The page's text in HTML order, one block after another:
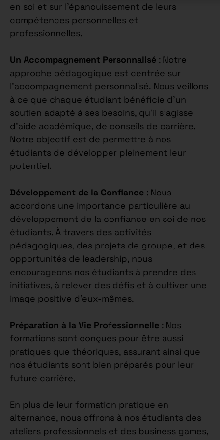
en soi et sur l’épanouissement de leurs
compétences personnelles et
professionnelles.
Un Accompagnement Personnalisé : Notre
approche pédagogique est centrée sur
l’accompagnement personnalisé. Nous veillons
à ce que chaque étudiant bénéficie d’un
soutien adapté à ses besoins, qu’il s’agisse
d’aide académique, de conseils de carrière.
Notre objectif est de permettre à nos
étudiants de développer pleinement leur
potentiel.
Développement de la Confiance : Nous
accordons une importance particulière au
développement de la confiance en soi de nos
étudiants. À travers des activités
pédagogiques, des projets de groupe, et des
opportunités de leadership, nous
encourageons nos étudiants à prendre des
initiatives, à relever des défis et à cultiver une
image positive d’eux-mêmes.
Préparation à la Vie Professionnelle : Nos
formations sont conçues pour être aussi
pratiques que théoriques, assurant ainsi que
nos étudiants sont bien préparés pour leur
future carrière.
En plus de leur formation pratique en
alternance, nous offrons à nos étudiants des
ateliers professionnels et des business games,